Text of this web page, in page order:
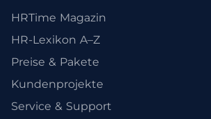
HRTime Magazin
HR-Lexikon A–Z
Preise & Pakete
Kundenprojekte
Service & Support